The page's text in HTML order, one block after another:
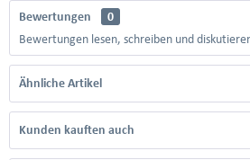
Bewertungen
0
Bewertungen lesen, schreiben und
Ähnliche Artikel
Kunden kauften auch